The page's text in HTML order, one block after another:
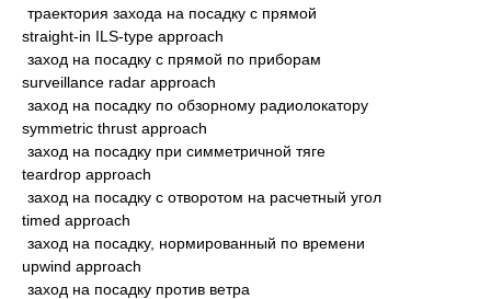
траектория захода на посадку с прямой
straight-in ILS-type approach
заход на посадку с прямой по приборам
surveillance radar approach
заход на посадку по обзорному радиолокатору
symmetric thrust approach
заход на посадку при симметричной тяге
teardrop approach
заход на посадку с отворотом на расчетный угол
timed approach
заход на посадку, нормированный по времени
upwind approach
заход на посадку против ветра